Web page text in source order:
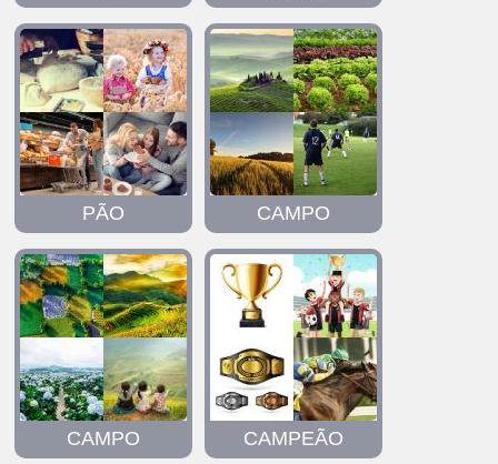
PÃO CAMPO
CAMPO CAMPEÃO